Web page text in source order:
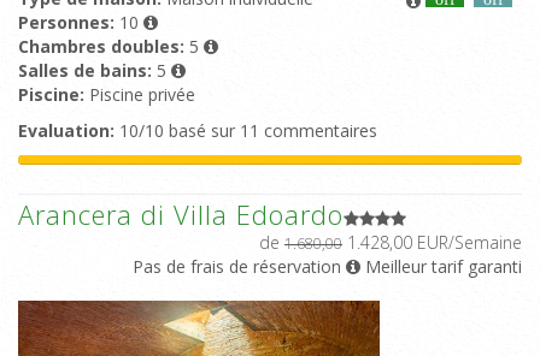
Personnes: 10
Chambres doubles: 5
Salles de bains: 5
Piscine: Piscine privée
Evaluation: 10/10 basé sur 11 commentaires
Arancera di Villa Edoardo
de 1.680,00 1.428,00 EUR/Semaine
Pas de frais de réservation
Meilleur tarif garanti